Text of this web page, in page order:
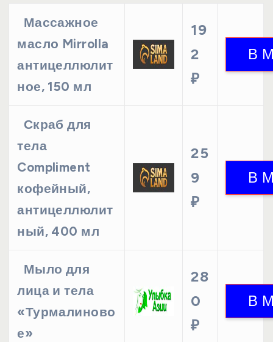
Массажное
масло Mirrolla
антицеллюлит
ное, 150 мл
19
2
₽
Скраб для
тела
Compliment
кофейный,
антицеллюлит
ный, 400 мл
25
9
₽
Мыло для
лица и тела
«Турмалиново
е»
28
0
₽